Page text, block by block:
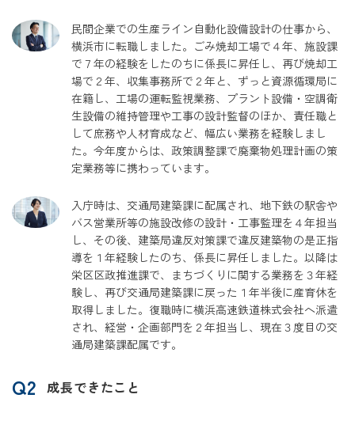
民間企業での生産ライン自動化設備設計の仕事から、
横浜市に転職しました。ごみ焼却工場で４年、施設課
で７年の経験をしたのちに係長に昇任し、再び焼却工
場で２年、収集事務所で２年と、ずっと資源循環局に
在籍し、工場の運転監視業務、プラント設備・空調衛
生設備の維持管理や工事の設計監督のほか、責任職と
して庶務や人材育成など、幅広い業務を経験しまし
た。今年度からは、政策調整課で廃棄物処理計画の策
定業務等に携わっています。
入庁時は、交通局建築課に配属され、地下鉄の駅舎や
バス営業所等の施設改修の設計・工事監理を４年担当
し、その後、建築局違反対策課で違反建築物の是正指
導を１年経験したのち、係長に昇任しました。以降は
栄区区政推進課で、まちづくりに関する業務を３年経
験し、再び交通局建築課に戻った１年半後に産育休を
取得しました。復職時に横浜高速鉄道株式会社へ派遣
され、経営・企画部門を２年担当し、現在３度目の交
通局建築課配属です。
Q2 成長できたこと